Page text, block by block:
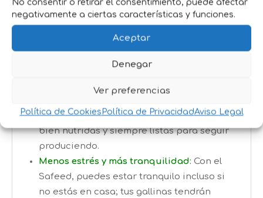
No consentir o retirar el consentimiento, puede afectar
negativamente a ciertas características y funciones.
Aceptar
Denegar
Ver preferencias
Política de Cookies Política de PrivacidadAviso Legal
Mayor control y ahorro de alimento
Gracias a su diseño anti-derrame, este
comedero reduce el desperdicio y te
ayuda a economizar en el consumo de
Alimentación segura y constante
interrupciones, asegurando que estén
bien nutridas y siempre listas para seguir
produciendo.
Menos estrés y más tranquilidad: Con el
Safeed, puedes estar tranquilo incluso si
no estás en casa; tus gallinas tendrán